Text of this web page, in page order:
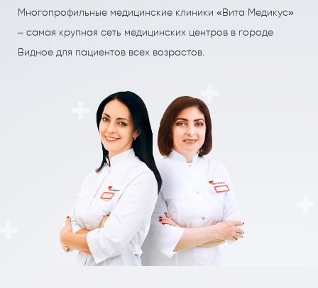
Кинезитерапия (ЛФК)
Лечебный массаж
Мануальная терапия
Неврология
Нефрология
Онкология
Остеопат и кинезиолог
Терапия
Урология и андрология
Физиотерапия
Флебология
Хирургия
Эндокринология
Многопрофильные медицинские клиники «Вита Медикус»
– самая крупная сеть медицинских центров в городе
Видное для пациентов всех возрастов.